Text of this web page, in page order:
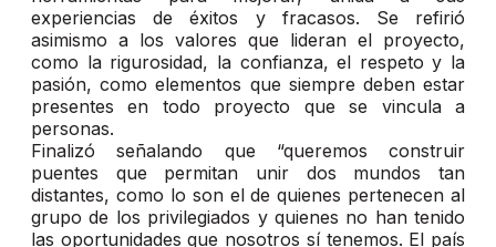
experiencias de éxitos y fracasos. Se refirió
asimismo a los valores que lideran el proyecto,
como la rigurosidad, la confianza, el respeto y la
pasión, como elementos que siempre deben estar
presentes en todo proyecto que se vincula a
personas.
Finalizó señalando que “queremos construir
puentes que permitan unir dos mundos tan
distantes, como lo son el de quienes pertenecen al
grupo de los privilegiados y quienes no han tenido
las oportunidades que nosotros sí tenemos. El país